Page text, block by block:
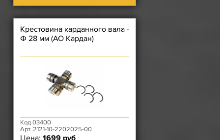
Крестовина карданного вала -
Ф 28 мм (АО Кардан)
Код 03400
Арт. 2121-10-2202025-00
Цена: 1699 руб